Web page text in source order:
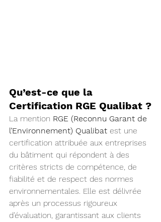
Qu’est-ce que la
Certification RGE Qualibat ?
La mention RGE (Reconnu Garant de
l’Environnement) Qualibat est une
certification attribuée aux entreprises
du bâtiment qui répondent à des
critères stricts de compétence, de
fiabilité et de respect des normes
environnementales. Elle est délivrée
après un processus rigoureux
d’évaluation, garantissant aux clients